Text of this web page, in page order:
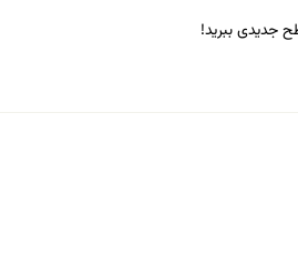
جدیدی ببرید!